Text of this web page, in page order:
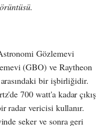
Gözlemevi
(GBO) ve Raytheon
bir işbirliğidir.
700 watt'a kadar çıkış
radar vericisi kullanır.
seker ve sonra geri